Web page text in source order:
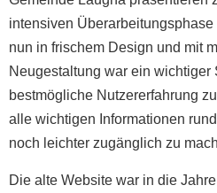
intensiven
nun in frischem Design und mit
Neugestaltung war ein wichtiger
bestmögliche Nutzererfahrung
alle wichtigen Informationen
noch leichter zugänglich zu
Die alte Website war in die